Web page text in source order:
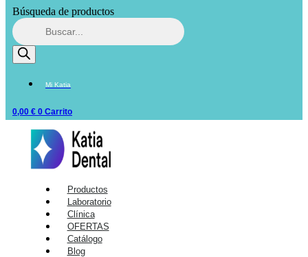
Búsqueda de productos
Mi Katia
0,00 € 0 Carrito
Productos
Laboratorio
Clínica
OFERTAS
Catálogo
Blog